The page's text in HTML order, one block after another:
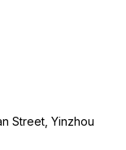
Street, Yinzhou